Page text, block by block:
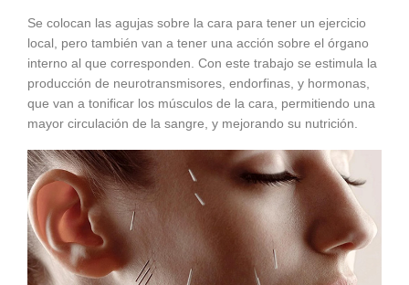
Se colocan las agujas sobre la cara para tener un ejercicio
local, pero también van a tener una acción sobre el órgano
interno al que corresponden. Con este trabajo se estimula la
producción de neurotransmisores, endorfinas, y hormonas,
que van a tonificar los músculos de la cara, permitiendo una
mayor circulación de la sangre, y mejorando su nutrición.